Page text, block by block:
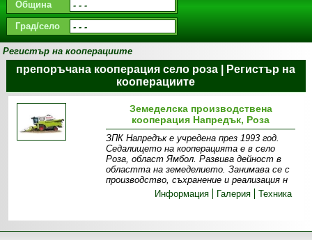
Община
Град/село
Регистър на кооперациите
препоръчана кооперация село роза | Регистър на
кооперациите
Земеделска производствена
кооперация Напредък, Роза
ЗПК Напредък е учредена през 1993 год.
Седалището на кооперацията е в село
Роза, област Ямбол. Развива дейност в
областта на земеделието. Занимава се с
производство, съхранение и реализация н
Информация
Галерия Техника